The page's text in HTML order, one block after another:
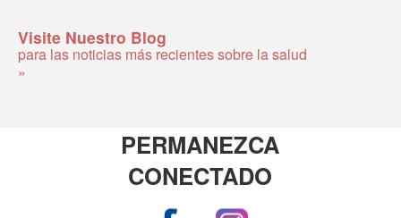
Visite Nuestro Blog
para las noticias más recientes sobre la salud
»
PERMANEZCA
CONECTADO